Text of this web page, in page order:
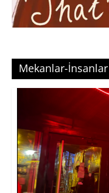
Mekanlar-İnsanlar